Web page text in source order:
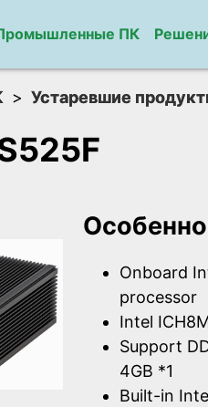
ПК
Устаревшие
Onboard
processor
Intel
Support
4GB *1
Built-in